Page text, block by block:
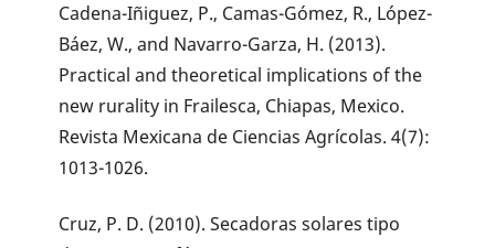
Cadena-Iñiguez, P., Camas-Gómez, R., López-
Báez, W., and Navarro-Garza, H. (2013).
Practical and theoretical implications of the
new rurality in Frailesca, Chiapas, Mexico.
Revista Mexicana de Ciencias Agrícolas. 4(7):
1013-1026.
Cruz, P. D. (2010). Secadoras solares tipo